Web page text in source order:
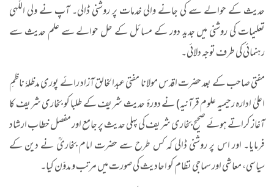
حدیث کے حوالے سے کی جانے والی خدمات پر روشنی ڈالی۔ آپ نے ولی اللّٰہی
تعلیمات کی روشنی میں جدید دور کے مسائل کے حل حوالے سے علم حدیث سے
رہنمائی کی طرف توجہ دلائی۔
مفتی صاحب کے بعد حضرت اقدس مولانا مفتی عبدالخالق آزاد رائے پوری مدظلہٗ ناظمِ
اعلیٰ ادارہ رحیمیہ علوم قرآنیہ) نے دورۂ حدیث شریف کے طلبا کو بخاری شریف کا
آغاز کراتے ہوئے صحیح بخاری شریف کی پہلی حدیث پر جامع اور مفصل خطاب ارشاد
فرمایا۔ اور اس پر روشنی ڈالی کہ کس طرح سے حضرت امام بخاریؒ نے دین کے
سیاسی، معاشی اور سماجی نظام کو احادیث کی صورت میں مرتب و مدوّن کیا۔